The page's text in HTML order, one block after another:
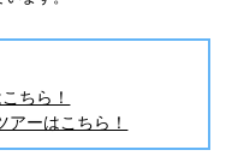
ちら！
ーはこちら！